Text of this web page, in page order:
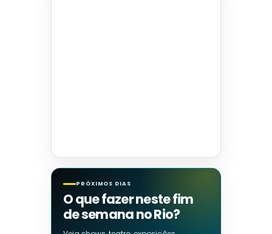
PRÓXIMOS DIAS
O que fazer neste fim
de semana no Rio?